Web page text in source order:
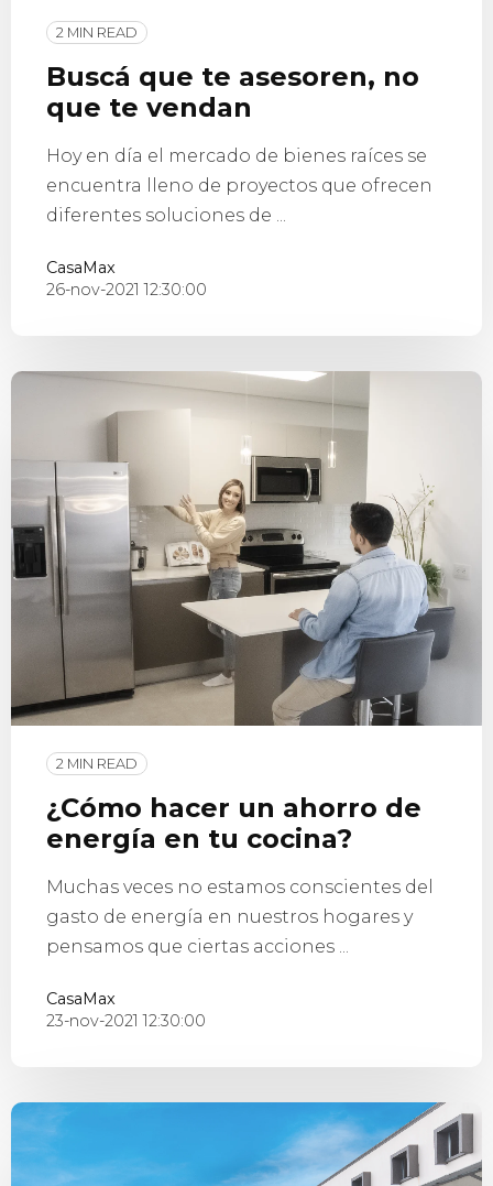
2 MIN READ
Buscá que te asesoren, no
que te vendan
Hoy en día el mercado de bienes raíces se
encuentra lleno de proyectos que ofrecen
diferentes soluciones de ...
CasaMax
26-nov-2021 12:30:00
2 MIN READ
¿Cómo hacer un ahorro de
energía en tu cocina?
Muchas veces no estamos conscientes del
gasto de energía en nuestros hogares y
pensamos que ciertas acciones ...
CasaMax
23-nov-2021 12:30:00